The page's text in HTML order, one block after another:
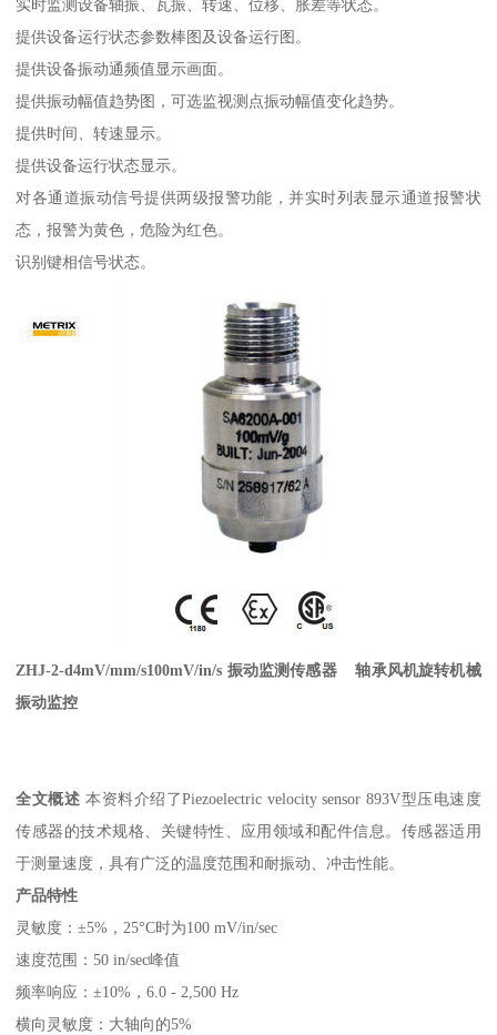
实时监测设备轴振、瓦振、转速、位移、胀差等状态。
提供设备运行状态参数棒图及设备运行图。
提供设备振动通频值显示画面。
提供振动幅值趋势图，可选监视测点振动幅值变化趋势。
提供时间、转速显示。
提供设备运行状态显示。
对各通道振动信号提供两级报警功能，并实时列表显示通道报警状
态，报警为黄色，危险为红色。
识别键相信号状态。
ZHJ-2-d4mV/mm/s100mV/in/s 振动监测传感器 轴承风机旋转机械
振动监控
全文概述 本资料介绍了Piezoelectric velocity sensor 893V型压电速度
传感器的技术规格、关键特性、应用领域和配件信息。传感器适用
于测量速度，具有广泛的温度范围和耐振动、冲击性能。
产品特性
灵敏度：±5%，25°C时为100 mV/in/sec
速度范围：50 in/sec峰值
频率响应：±10%，6.0 - 2,500 Hz
横向灵敏度：大轴向的5%